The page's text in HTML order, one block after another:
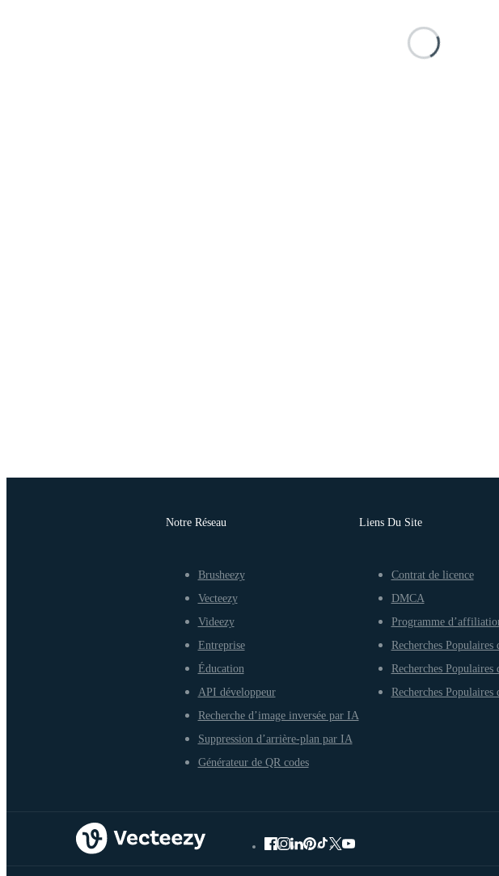
Notre Réseau
Brusheezy
Vecteezy
Videezy
Entreprise
Éducation
API développeur
Recherche d’image inversée par IA
Suppression d’arrière-plan par IA
Générateur de QR codes
Liens Du Site
Contrat de licence
DMCA
Programme
Recherches Populaires
Recherches Populaires
Recherches Populaires